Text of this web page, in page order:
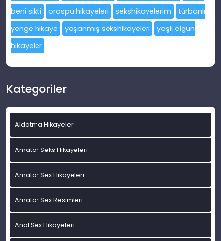
beni sikti
orospu hikayeleri sekshikayelerim
türbanlı
yenge hikaye
yaşanmış sekshikayeleri
yaşlı olgun
hikayeler
Kategoriler
Aldatma Hikayeleri
Amatör Seks Hikayeleri
Amatör Sex Hikayeleri
Amatör Sex Resimleri
Anal Sex Hikayeleri